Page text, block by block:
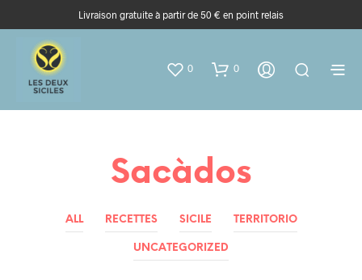
Livraison gratuite à partir de 50 € en point relais
0 0
Sacàdos
ALL RECETTES SICILE TERRITORIO
UNCATEGORIZED